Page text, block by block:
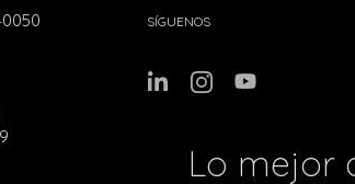
SÍGUENOS
Lo mejor